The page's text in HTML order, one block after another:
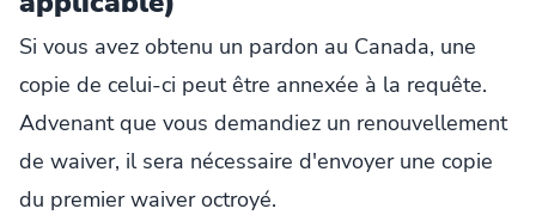
Si vous avez obtenu un pardon au Canada, une
copie de celui-ci peut être annexée à la requête.
Advenant que vous demandiez un renouvellement
de waiver, il sera nécessaire d'envoyer une copie
du premier waiver octroyé.